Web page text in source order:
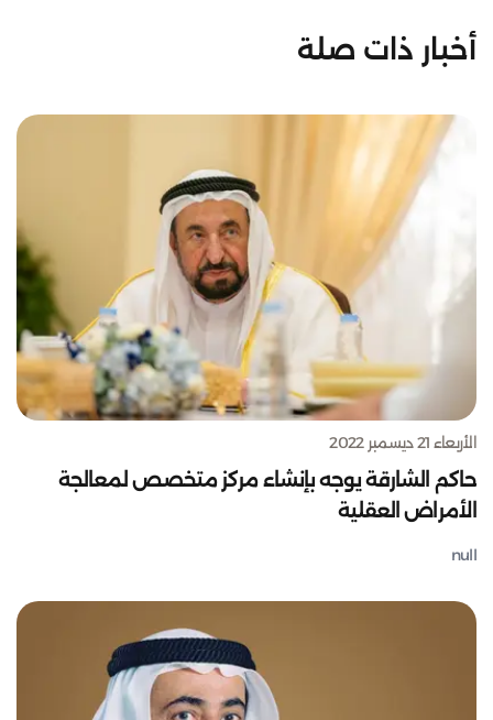
أخبار ذات صلة
الأربعاء 21 ديسمبر 2022
حاكم الشارقة يوجه بإنشاء مركز متخصص لمعالجة
الأمراض العقلية
null